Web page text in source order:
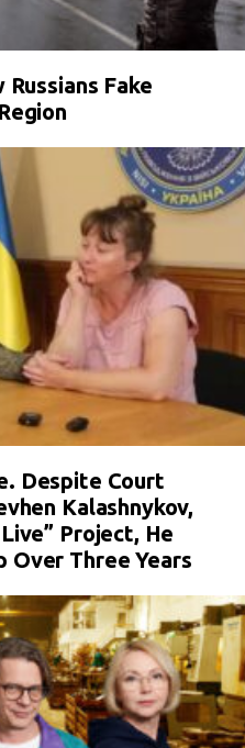
Fake
Despite Court
Kalashnykov,
Project, He
Over Three Years